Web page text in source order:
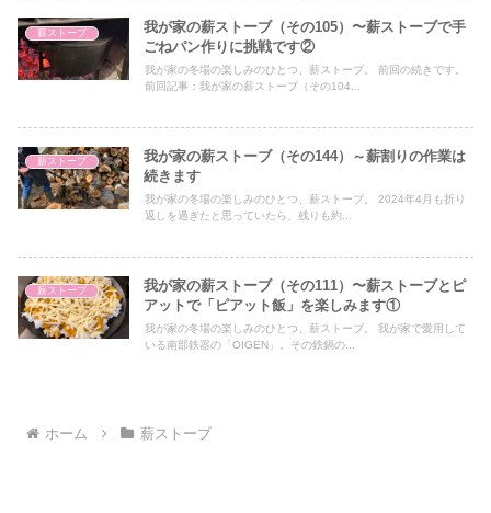
薪ストーブ
我が家の薪ストーブ（その105）〜薪ストーブで手
ごねパン作りに挑戦です②
我が家の冬場の楽しみのひとつ、薪ストーブ。 前回の続きです。
前回記事：我が家の薪ストーブ（その104...
薪ストーブ
我が家の薪ストーブ（その144）～薪割りの作業は
続きます
我が家の冬場の楽しみのひとつ、薪ストーブ。 2024年4月も折り
返しを過ぎたと思っていたら、残りも約...
薪ストーブ
我が家の薪ストーブ（その111）〜薪ストーブとピ
アットで「ピアット飯」を楽しみます①
我が家の冬場の楽しみのひとつ、薪ストーブ。 我が家で愛用して
いる南部鉄器の「OIGEN」。その鉄鍋の...
ホーム 薪ストーブ